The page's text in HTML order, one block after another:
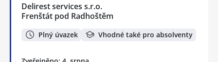
Delirest services s.r.o.
Frenštát pod Radhoštěm
Plný úvazek Vhodné také pro absolventy